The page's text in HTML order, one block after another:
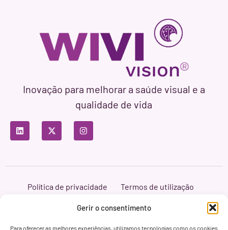
Gerir o consentimento
Para oferecer as melhores experiências, utilizamos tecnologias como os cookies
Inovação para melhorar a saúde visual e a
qualidade de vida
Política de privacidade
Termos de utilização
Branding & Web ASH Proyectos Creativos